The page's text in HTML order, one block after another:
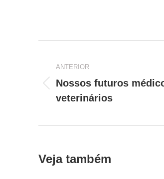
de
post:
ANTERIOR
Post
anterior:
Nossos futuros
veterinários
Veja também